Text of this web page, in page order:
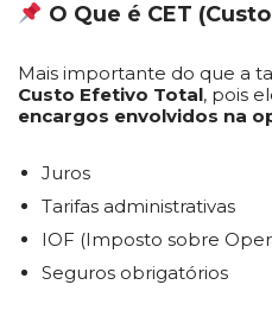
O Que é CET
Mais importante do que a
Custo Efetivo Total, pois
encargos envolvidos na
Juros
Tarifas administrativas
IOF (Imposto sobre
Seguros obrigatórios